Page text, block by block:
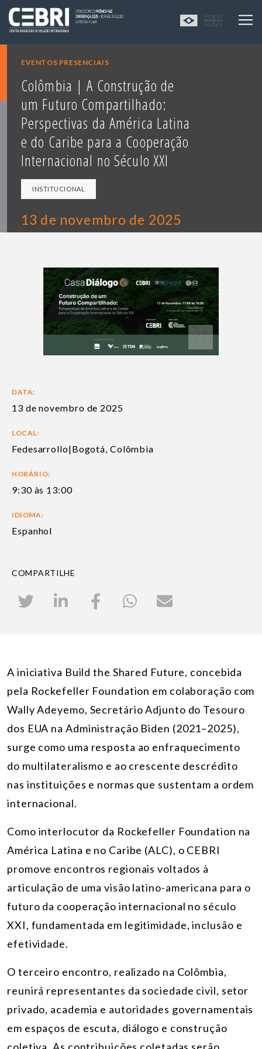
EVENTOS PRESENCIAIS
Colômbia | A Construção de
um Futuro Compartilhado:
Perspectivas da América Latina
e do Caribe para a Cooperação
Internacional no Século XXI
INSTITUCIONAL
13 de novembro de 2025
DATA:
13 de novembro de 2025
LOCAL:
Fedesarrollo|Bogotá, Colômbia
HORÁRIO:
9:30 às 13:00
IDIOMA:
Espanhol
COMPARTILHE
A iniciativa Build the Shared Future, concebida
pela Rockefeller Foundation em colaboração com
Wally Adeyemo, Secretário Adjunto do Tesouro
dos EUA na Administração Biden (2021–2025),
surge como uma resposta ao enfraquecimento
do multilateralismo e ao crescente descrédito
nas instituições e normas que sustentam a ordem
internacional.
Como interlocutor da Rockefeller Foundation na
América Latina e no Caribe (ALC), o CEBRI
promove encontros regionais voltados à
articulação de uma visão latino-americana para o
futuro da cooperação internacional no século
XXI, fundamentada em legitimidade, inclusão e
efetividade.
O terceiro encontro, realizado na Colômbia,
reunirá representantes da sociedade civil, setor
privado, academia e autoridades governamentais
em espaços de escuta, diálogo e construção